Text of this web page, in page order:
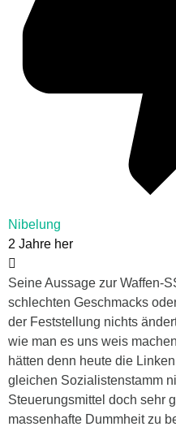
Nibelung
2 Jahre her
Seine Aussage zur Waffen-
schlechten Geschmacks
der Feststellung nichts
wie man es uns weis
hätten denn heute die
gleichen Sozialistenstamm
Steuerungsmittel doch sehr
massenhafte Dummheit zu